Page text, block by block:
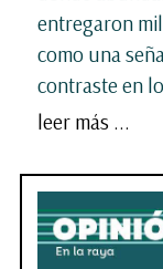
entregaron
como una
contraste en
leer más ...